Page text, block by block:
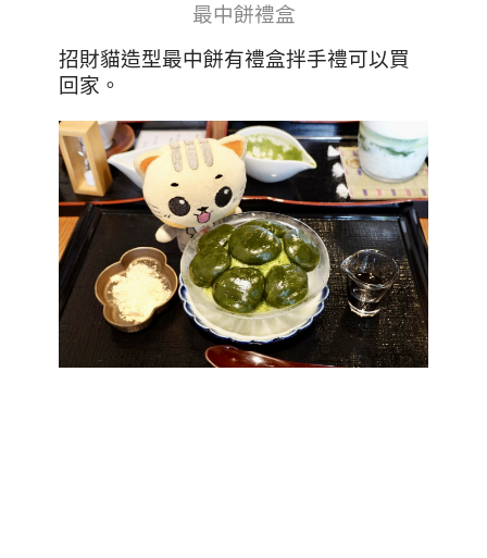
最中餅禮盒
招財貓造型最中餅有禮盒拌手禮可以買
回家。